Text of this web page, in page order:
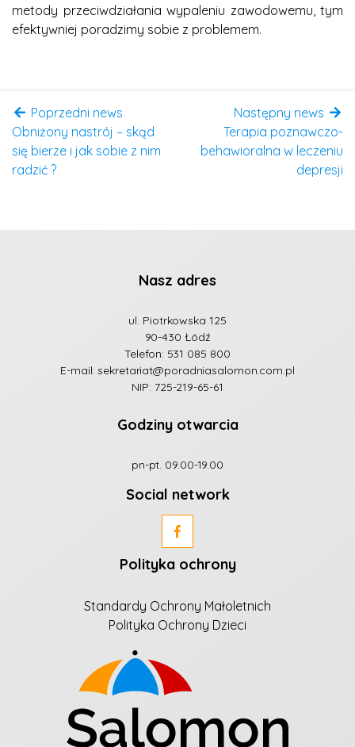
metody przeciwdziałania wypaleniu zawodowemu, tym
efektywniej poradzimy sobie z problemem.
Poprzedni news
Obniżony nastrój – skąd
się bierze i jak sobie z nim
radzić ?
Następny news
Terapia poznawczo-
behawioralna w leczeniu
depresji
Nasz adres
ul. Piotrkowska 125
90-430 Łódź
Telefon: 531 085 800
E-mail:sekretariat@poradniasalomon.com.pl
NIP: 725-219-65-61
Godziny otwarcia
pn-pt. 09.00-19.00
Social network
Polityka ochrony
Standardy Ochrony Małoletnich
Polityka Ochrony Dzieci